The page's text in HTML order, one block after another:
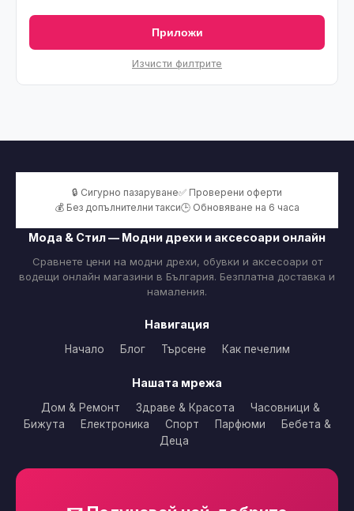
Приложи
Изчисти филтрите
🔒 Сигурно пазаруване✅ Проверени оферти
💰 Без допълнителни такси🕒 Обновяване на 6 часа
Мода & Стил — Модни дрехи и аксесоари онлайн
Сравнете цени на модни дрехи, обувки и аксесоари от
водещи онлайн магазини в България. Безплатна доставка и
намаления.
Навигация
Начало Блог Търсене Как печелим
Нашата мрежа
Дом & Ремонт Здраве & Красота
Часовници &
Бижута
Електроника Спорт Парфюми
Бебета &
Деца